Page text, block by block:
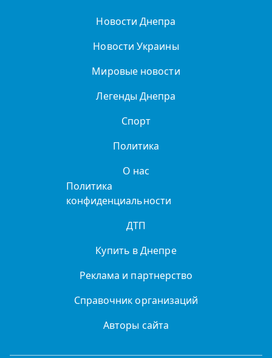
Новости Днепра
Новости Украины
Мировые новости
Легенды Днепра
Спорт
Политика
О нас
Политика
конфиденциальности
ДТП
Купить в Днепре
Реклама и партнерство
Справочник организаций
Авторы сайта